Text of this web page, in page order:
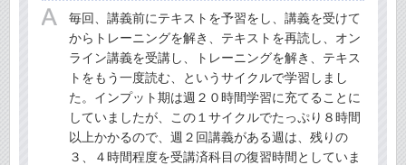
毎回、講義前にテキストを予習をし、講義を受けて
からトレーニングを解き、テキストを再読し、オン
ライン講義を受講し、トレーニングを解き、テキス
トをもう一度読む、というサイクルで学習しまし
た。インプット期は週２０時間学習に充てることに
していましたが、この１サイクルでたっぷり８時間
以上かかるので、週２回講義がある週は、残りの
３、４時間程度を受講済科目の復習時間としていま